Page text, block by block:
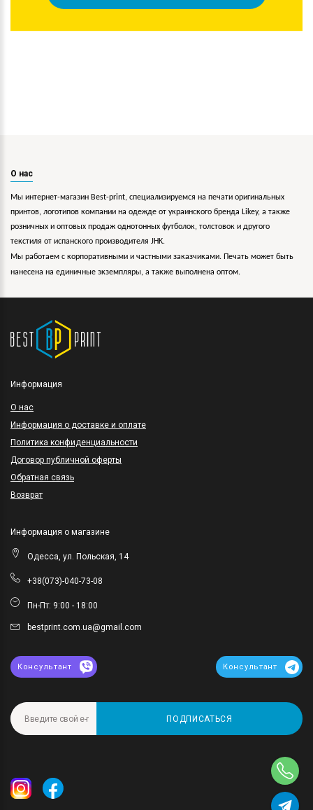
О нас
Мы интернет-магазин Best-print, специализируемся на печати оригинальных
принтов, логотипов компании на одежде от украинского бренда Likey, а также
розничных и оптовых продаж однотонных футболок, толстовок и другого
текстиля от испанского производителя JHK.
Мы работаем с корпоративными и частными заказчиками. Печать может быть
нанесена на единичные экземпляры, а также выполнена оптом.
Информация
O нас
Информация о доставке и оплате
Политика конфиденциальности
Договор публичной оферты
Обратная связь
Возврат
Информация о магазине
Одесса, ул. Польская, 14
+38(073)-040-73-08
Пн-Пт: 9:00 - 18:00
bestprint.com.ua@gmail.com
Консультант Консультант
ПОДПИСАТЬСЯ